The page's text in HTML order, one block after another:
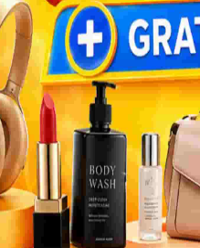
dan Menulis 100